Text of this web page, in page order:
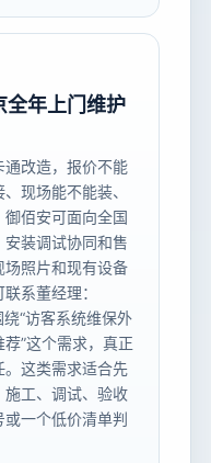
全年上门维护
通改造，报价不能
现场能不能装、
佰安可面向全国
装调试协同和售
场照片和现有设备
系董经理：
“访客系统维保外
”这个需求，真正
这类需求适合先
工、调试、验收
一个低价清单判